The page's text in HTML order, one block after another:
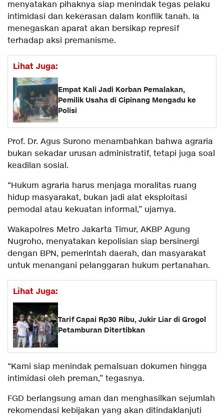
menyatakan pihaknya siap menindak tegas pelaku
intimidasi dan kekerasan dalam konflik tanah. Ia
menegaskan aparat akan bersikap represif
terhadap aksi premanisme.
Lihat Juga:
Empat Kali Jadi Korban Pemalakan,
Pemilik Usaha di Cipinang Mengadu ke
Polisi
Prof. Dr. Agus Surono menambahkan bahwa agraria
bukan sekadar urusan administratif, tetapi juga soal
keadilan sosial.
“Hukum agraria harus menjaga moralitas ruang
hidup masyarakat, bukan jadi alat eksploitasi
pemodal atau kekuatan informal,” ujarnya.
Wakapolres Metro Jakarta Timur, AKBP Agung
Nugroho, menyatakan kepolisian siap bersinergi
dengan BPN, pemerintah daerah, dan masyarakat
untuk menangani pelanggaran hukum pertanahan.
Lihat Juga:
Tarif Capai Rp30 Ribu, Jukir Liar di Grogol
Petamburan Ditertibkan
“Kami siap menindak pemalsuan dokumen hingga
intimidasi oleh preman,” tegasnya.
FGD berlangsung aman dan menghasilkan sejumlah
rekomendasi kebijakan yang akan ditindaklanjuti